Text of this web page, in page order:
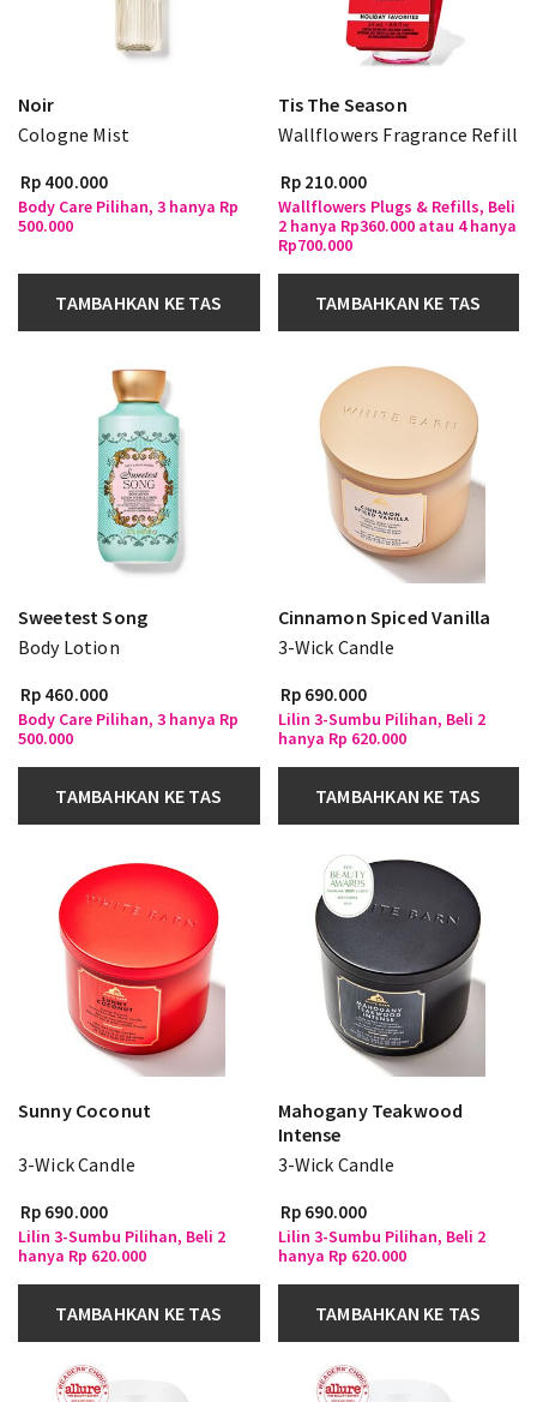
Noir
Cologne Mist
Rp 400.000
Body Care Pilihan, 3 hanya Rp
500.000
TAMBAHKAN KE TAS
Tis The Season
Wallflowers Fragrance Refill
Rp 210.000
Wallflowers Plugs & Refills, Beli
2 hanya Rp360.000 atau 4 hanya
Rp700.000
TAMBAHKAN KE TAS
Sweetest Song
Body Lotion
Rp 460.000
Body Care Pilihan, 3 hanya Rp
500.000
TAMBAHKAN KE TAS
Cinnamon Spiced Vanilla
3-Wick Candle
Rp 690.000
Lilin 3-Sumbu Pilihan, Beli 2
hanya Rp 620.000
TAMBAHKAN KE TAS
Sunny Coconut
3-Wick Candle
Rp 690.000
Lilin 3-Sumbu Pilihan, Beli 2
hanya Rp 620.000
TAMBAHKAN KE TAS
Mahogany Teakwood
Intense
3-Wick Candle
Rp 690.000
Lilin 3-Sumbu Pilihan, Beli 2
hanya Rp 620.000
TAMBAHKAN KE TAS